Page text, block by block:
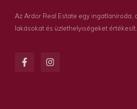
Az Ardor Real Estate egy ingatlaniroda,
lakásokat és üzlethelyiségeket értékesít.